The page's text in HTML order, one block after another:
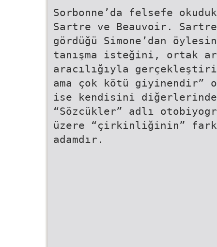
Sorbonne’da felsefe
Sartre ve Beauvoir.
gördüğü Simone’dan
tanışma isteğini, ortak
aracılığıyla
ama çok kötü giyinendir”
ise kendisini
“Sözcükler” adlı
üzere “çirkinliğinin”
adamdır.